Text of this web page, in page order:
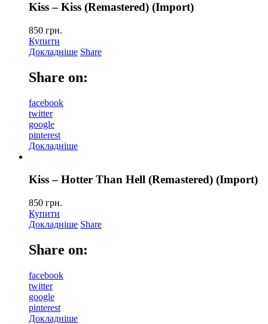
Kiss – Kiss (Remastered) (Import)
850 грн.
Купити
Докладніше Share
Share on:
facebook
twitter
google
pinterest
Докладніше
Kiss – Hotter Than Hell (Remastered) (Import)
850 грн.
Купити
Докладніше Share
Share on:
facebook
twitter
google
pinterest
Докладніше